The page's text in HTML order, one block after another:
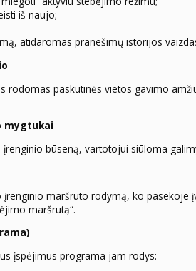
iš naujo;
atidaromas pranešimų istorijos
rodomas paskutinės vietos gavimo
mygtukai
būseną, vartotojui siūloma
maršruto rodymą, ko pasekoje
maršrutą“.
įspėjimus programa jam rodys: